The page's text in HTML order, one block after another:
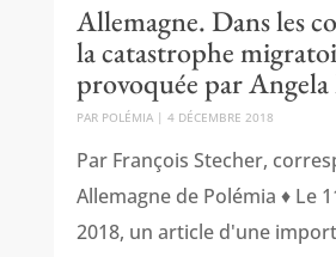
Allemagne. Dans les
la catastrophe
provoquée par
PAR POLÉMIA| 4 DÉCEMBRE 2018
Par François Stecher,
Allemagne de Polémia ♦ Le
2018, un article d'une